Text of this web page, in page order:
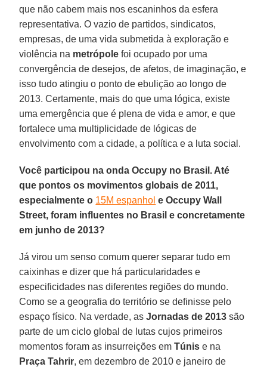
que não cabem mais nos escaninhos da esfera
representativa. O vazio de partidos, sindicatos,
empresas, de uma vida submetida à exploração e
violência na metrópole foi ocupado por uma
convergência de desejos, de afetos, de imaginação, e
isso tudo atingiu o ponto de ebulição ao longo de
2013. Certamente, mais do que uma lógica, existe
uma emergência que é plena de vida e amor, e que
fortalece uma multiplicidade de lógicas de
envolvimento com a cidade, a política e a luta social.
Você participou na onda Occupy no Brasil. Até
que pontos os movimentos globais de 2011,
especialmente o 15M espanhol e Occupy Wall
Street, foram influentes no Brasil e concretamente
em junho de 2013?
Já virou um senso comum querer separar tudo em
caixinhas e dizer que há particularidades e
especificidades nas diferentes regiões do mundo.
Como se a geografia do território se definisse pelo
espaço físico. Na verdade, asJornadas de 2013 são
parte de um ciclo global de lutas cujos primeiros
momentos foram as insurreições emTúnis e na
Praça Tahrir, em dezembro de 2010 e janeiro de